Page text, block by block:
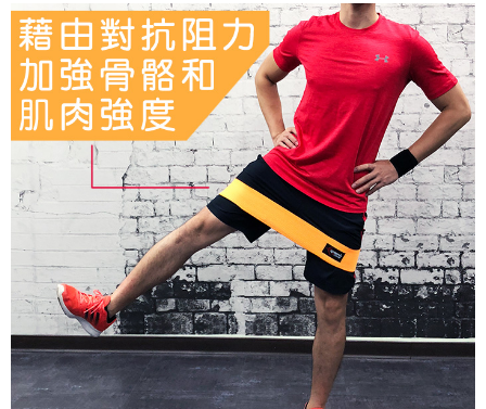
請求用戶進行身份認證。
５．嚴禁一人註冊多個帳號或使用他人資訊註冊。若發現惡意使用之情形，
恩沛科技股份有限公司將有權停止該用戶之使用額度並採取法律行動。